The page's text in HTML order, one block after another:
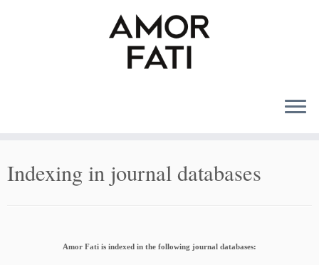
Indexing in journal databases
Amor Fati is indexed in the following journal databases: